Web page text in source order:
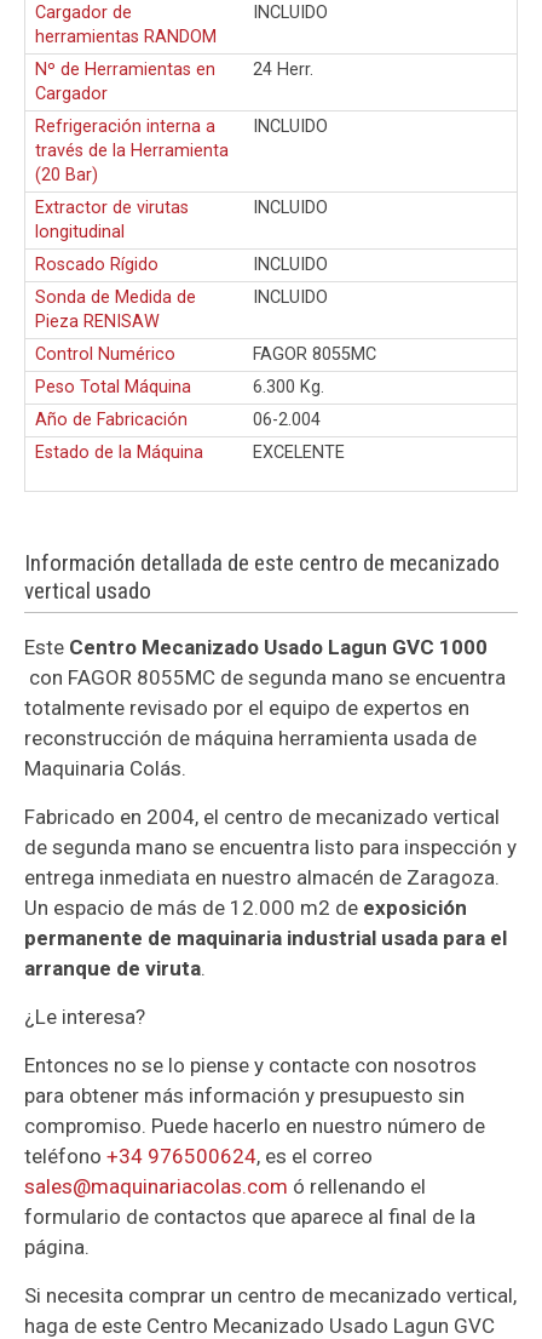
Cargador de
herramientas RANDOM
INCLUIDO
Nº de Herramientas en
Cargador
24 Herr.
Refrigeración interna a
través de la Herramienta
(20 Bar)
INCLUIDO
Extractor de virutas
longitudinal
INCLUIDO
Roscado Rígido
INCLUIDO
Sonda de Medida de
Pieza RENISAW
INCLUIDO
Control Numérico
FAGOR 8055MC
Peso Total Máquina
6.300 Kg.
Año de Fabricación
06-2.004
Estado de la Máquina
EXCELENTE
Información detallada de este centro de mecanizado
vertical usado
Este Centro Mecanizado Usado Lagun GVC 1000
con FAGOR 8055MC de segunda mano se encuentra
totalmente revisado por el equipo de expertos en
reconstrucción de máquina herramienta usada de
Maquinaria Colás.
Fabricado en 2004, el centro de mecanizado vertical
de segunda mano se encuentra listo para inspección y
entrega inmediata en nuestro almacén de Zaragoza.
Un espacio de más de 12.000 m2 de exposición
permanente de maquinaria industrial usada para el
arranque de viruta.
¿Le interesa?
Entonces no se lo piense y contacte con nosotros
para obtener más información y presupuesto sin
compromiso. Puede hacerlo en nuestro número de
teléfono +34 976500624, es el correo
sales@maquinariacolas.com ó rellenando el
formulario de contactos que aparece al final de la
página.
Si necesita comprar un centro de mecanizado vertical,
haga de este Centro Mecanizado Usado Lagun GVC